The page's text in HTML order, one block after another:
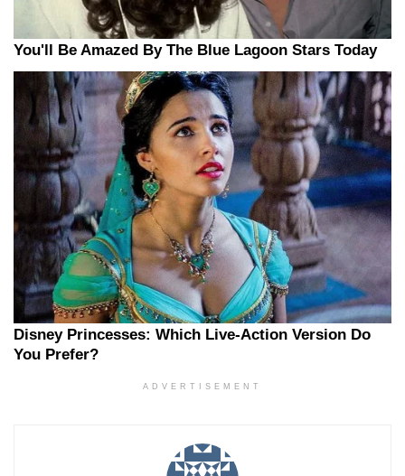
ADVERTISEMENT